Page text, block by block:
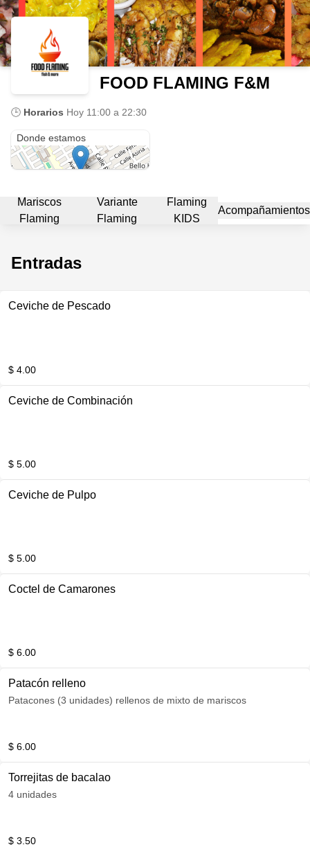
FOOD FLAMING F&M
🕒 Horarios Hoy 11:00 a 22:30
Donde estamos
Mariscos
Flaming
Variante
Flaming
Flaming
KIDS
Acompañamientos
Entradas
Ceviche de Pescado
$ 4.00
Ceviche de Combinación
$ 5.00
Ceviche de Pulpo
$ 5.00
Coctel de Camarones
$ 6.00
Patacón relleno
Patacones (3 unidades) rellenos de mixto de mariscos
$ 6.00
Torrejitas de bacalao
4 unidades
$ 3.50